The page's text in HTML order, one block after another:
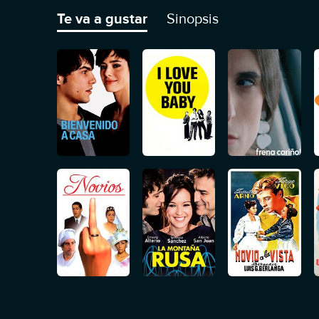
muchachas son idénticas, la cantante se propone
situación.
Te va a gustar Sinopsis